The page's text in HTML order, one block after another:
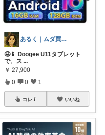
あるく｜ムダ買い減らす人
🤩📱 Doogee U11タブレット
で、ス ...
￥ 27,900
0 0 1
コレ いいね